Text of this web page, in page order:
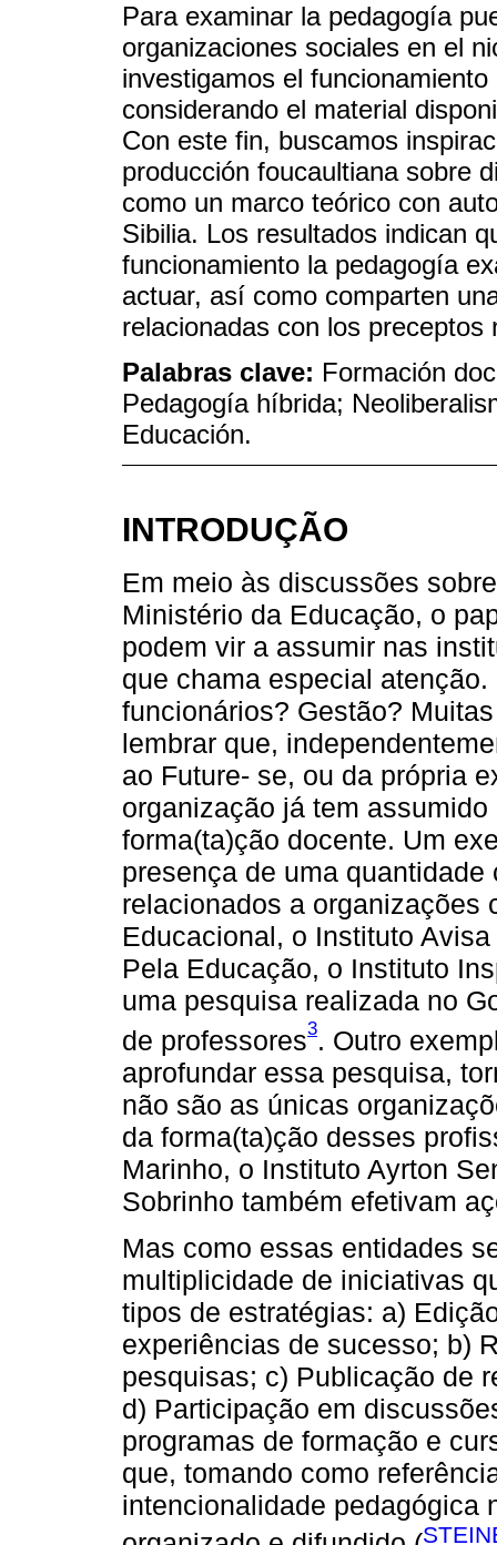
Para examinar la pedagogía
organizaciones sociales en el
investigamos el
considerando el material
Con este fin, buscamos
producción foucaultiana sobre
como un marco teórico con
Sibilia. Los resultados indican
funcionamiento la pedagogía
actuar, así como comparten
relacionadas con los preceptos
Palabras clave: Formación
Pedagogía híbrida;
Educación.
INTRODUÇÃO
Em meio às discussões
Ministério da Educação, o
podem vir a assumir nas
que chama especial
funcionários? Gestão?
lembrar que,
ao Future- se, ou da própria
organização já tem
forma(ta)ção docente. Um
presença de uma
relacionados a organizações
Educacional, o Instituto
Pela Educação, o Instituto
uma pesquisa realizada no
de professores3. Outro
aprofundar essa pesquisa,
não são as únicas
da forma(ta)ção desses
Marinho, o Instituto Ayrton
Sobrinho também efetivam
Mas como essas entidades
multiplicidade de iniciativas
tipos de estratégias: a)
experiências de sucesso; b)
pesquisas; c) Publicação de
d) Participação em
programas de formação e
que, tomando como
intencionalidade pedagógica